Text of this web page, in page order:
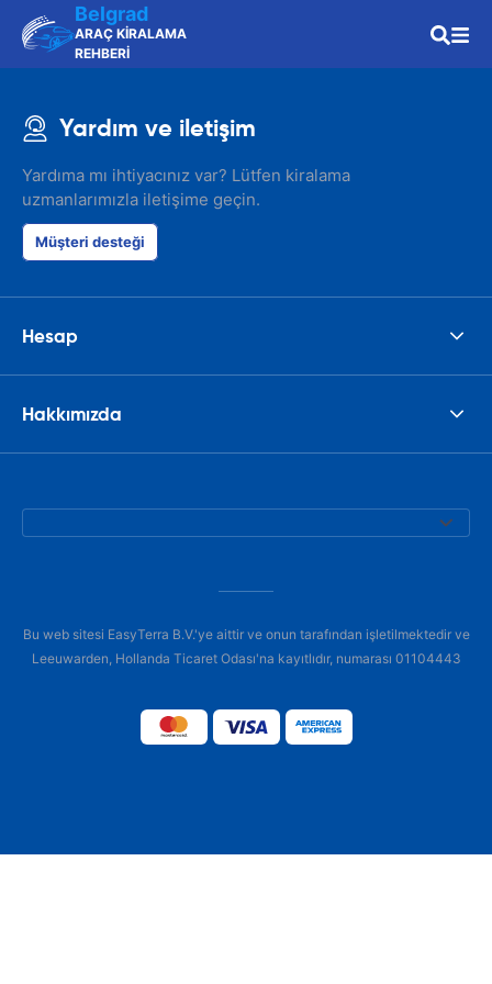
Belgrad
ARAÇ KİRALAMA
REHBERİ
Yardım ve iletişim
Yardıma mı ihtiyacınız var? Lütfen kiralama
uzmanlarımızla iletişime geçin.
Müşteri desteği
Hesap
Hakkımızda
Bu web sitesi EasyTerra B.V.'ye aittir ve onun tarafından işletilmektedir ve
Leeuwarden, Hollanda Ticaret Odası'na kayıtlıdır, numarası 01104443